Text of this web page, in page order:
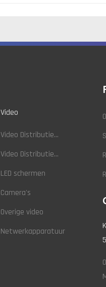
Video
Video Distributie...
Video Distributie...
LED schermen
Camera's
Overige video
Netwerkapparatuur